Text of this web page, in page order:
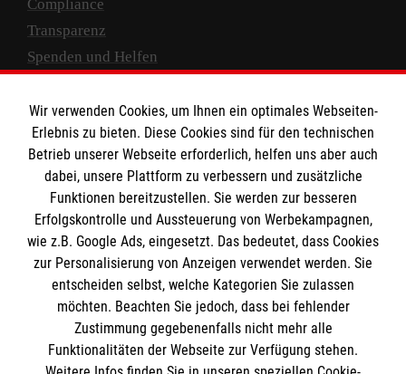
Compliance
Transparenz
Spenden und Helfen
Empfänger: Malteser Hilfsdienst e.V.
IBAN: DE10 3706 0120 1201 2000 12
BIC: GENODED 1PA7
Wir verwenden Cookies, um Ihnen ein optimales Webseiten-
Erlebnis zu bieten. Diese Cookies sind für den technischen
Betrieb unserer Webseite erforderlich, helfen uns aber auch
dabei, unsere Plattform zu verbessern und zusätzliche
Funktionen bereitzustellen. Sie werden zur besseren
Erfolgskontrolle und Aussteuerung von Werbekampagnen,
wie z.B. Google Ads, eingesetzt. Das bedeutet, dass Cookies
zur Personalisierung von Anzeigen verwendet werden. Sie
entscheiden selbst, welche Kategorien Sie zulassen
möchten. Beachten Sie jedoch, dass bei fehlender
Zustimmung gegebenenfalls nicht mehr alle
Funktionalitäten der Webseite zur Verfügung stehen.